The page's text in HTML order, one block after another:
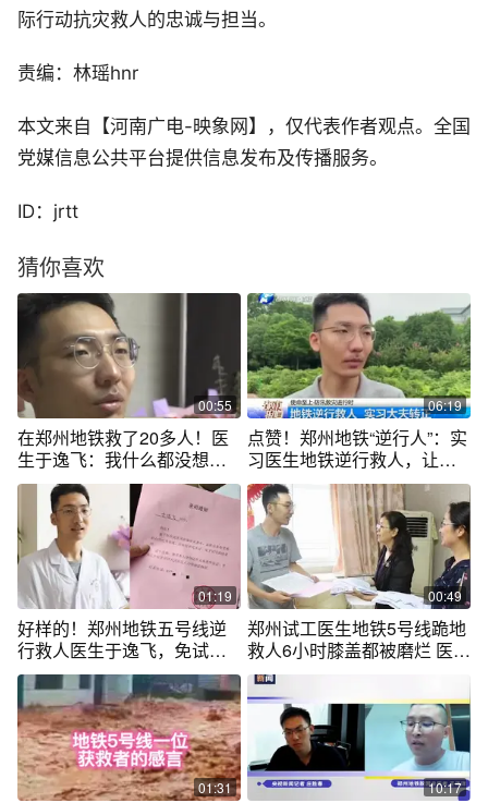
际行动抗灾救人的忠诚与担当。
责编：林瑶hnr
本文来自【河南广电-映象网】，仅代表作者观点。全国
党媒信息公共平台提供信息发布及传播服务。
ID：jrtt
猜你喜欢
00:55
在郑州地铁救了20多人！医
生于逸飞：我什么都没想就
冲下去了！
06:19
点赞！郑州地铁“逆行人”：实
习医生地铁逆行救人，让人
感动
01:19
好样的！郑州地铁五号线逆
行救人医生于逸飞，免试用
期直接录用！
00:49
郑州试工医生地铁5号线跪地
救人6小时膝盖都被磨烂 医院
直接录用!
01:31 10:17